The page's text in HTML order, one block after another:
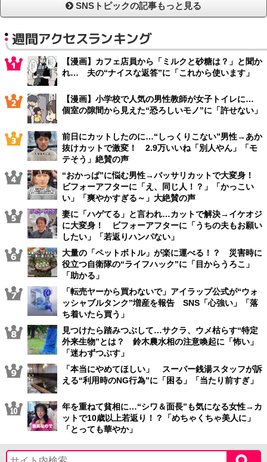
SNSトピックの記事もっと見る
週間アクセスランキング
【漫画】カフェ店員から「ミルクと砂糖は？」と聞か
れ… 夫の“ナイスな返答”に「これから使います」
【漫画】小学校で人気の男性教師が女子トイレに…
個室の隙間から見えた“恐ろしいモノ”に「許せない」
前日にカットしたのに…“しっくりこない”男性→あか
抜けカットで激変！ 2.9万いいね「別人やん」「モ
テそう」絶賛の声
“おかっぱ”に悩む男性→バッサリカットで大変身！
ビフォーアフターに「え、同じ人！？」「かっこい
い」「爽やかすぎる～」大絶賛の声
妻に「ハゲてる」と言われ…カットで解決→イケオジ
に大変身！ ビフォーアフターに「うちの夫もお願い
したい」「若返りハンパない」
大量の「ペットボトル」が楽に運べる！？ 災害時に
役立つ自衛隊の“ライフハック”に「目からうろこ」
「助かる」
「転売ヤーから買わないで」アイラップ公式が“ウォ
ッシャブルタンク”増産を報告 SNS「心強い」「落
ち着いたら買う」
見つけたら踏みつぶして…サクラ、ウメ枯らす“特定
外来生物”とは？ 鈴木農水相の注意喚起に「怖い」
「迷わずつぶす」
「本当にやめてほしい」 スーパー銭湯スタッフが訴
える“利用時のNG行為”に「困る」「当たり前すぎ」
年を重ねて貧相に…“シワ＆面長”も気になる女性→カ
ットで10歳以上若返り！？「めちゃくちゃ美人に」
「とっても華やか」